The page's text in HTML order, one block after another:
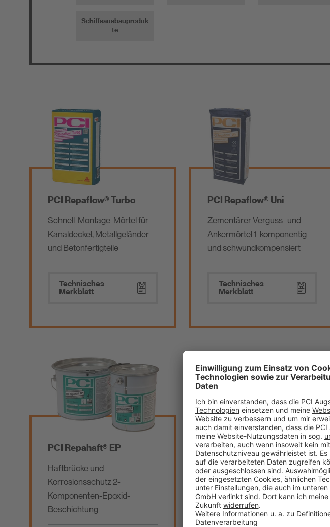
Schiffsausbauproduk
te
PCI Repaflow® Turbo
Schnell-Montage-Mörtel für
Kanaldeckel, Metallgeländer
und Betonfertigteile
Technisches
Merkblatt
PCI Repaflow® Uni
Zementärer Verguss- und
Ankermörtel 1-komponentig
und schwundkompensiert
Technisches
Merkblatt
PCI Repahaft® EP
Haftbrücke und
Korrosionsschutz 2-
Komponenten-Epoxid-
Beschichtung
PCI Repament® Fein
Estrichmörtel zum Erstellen
von Gefällen und
Estrichflächen